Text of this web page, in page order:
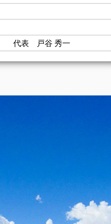
代表 戸谷 秀一